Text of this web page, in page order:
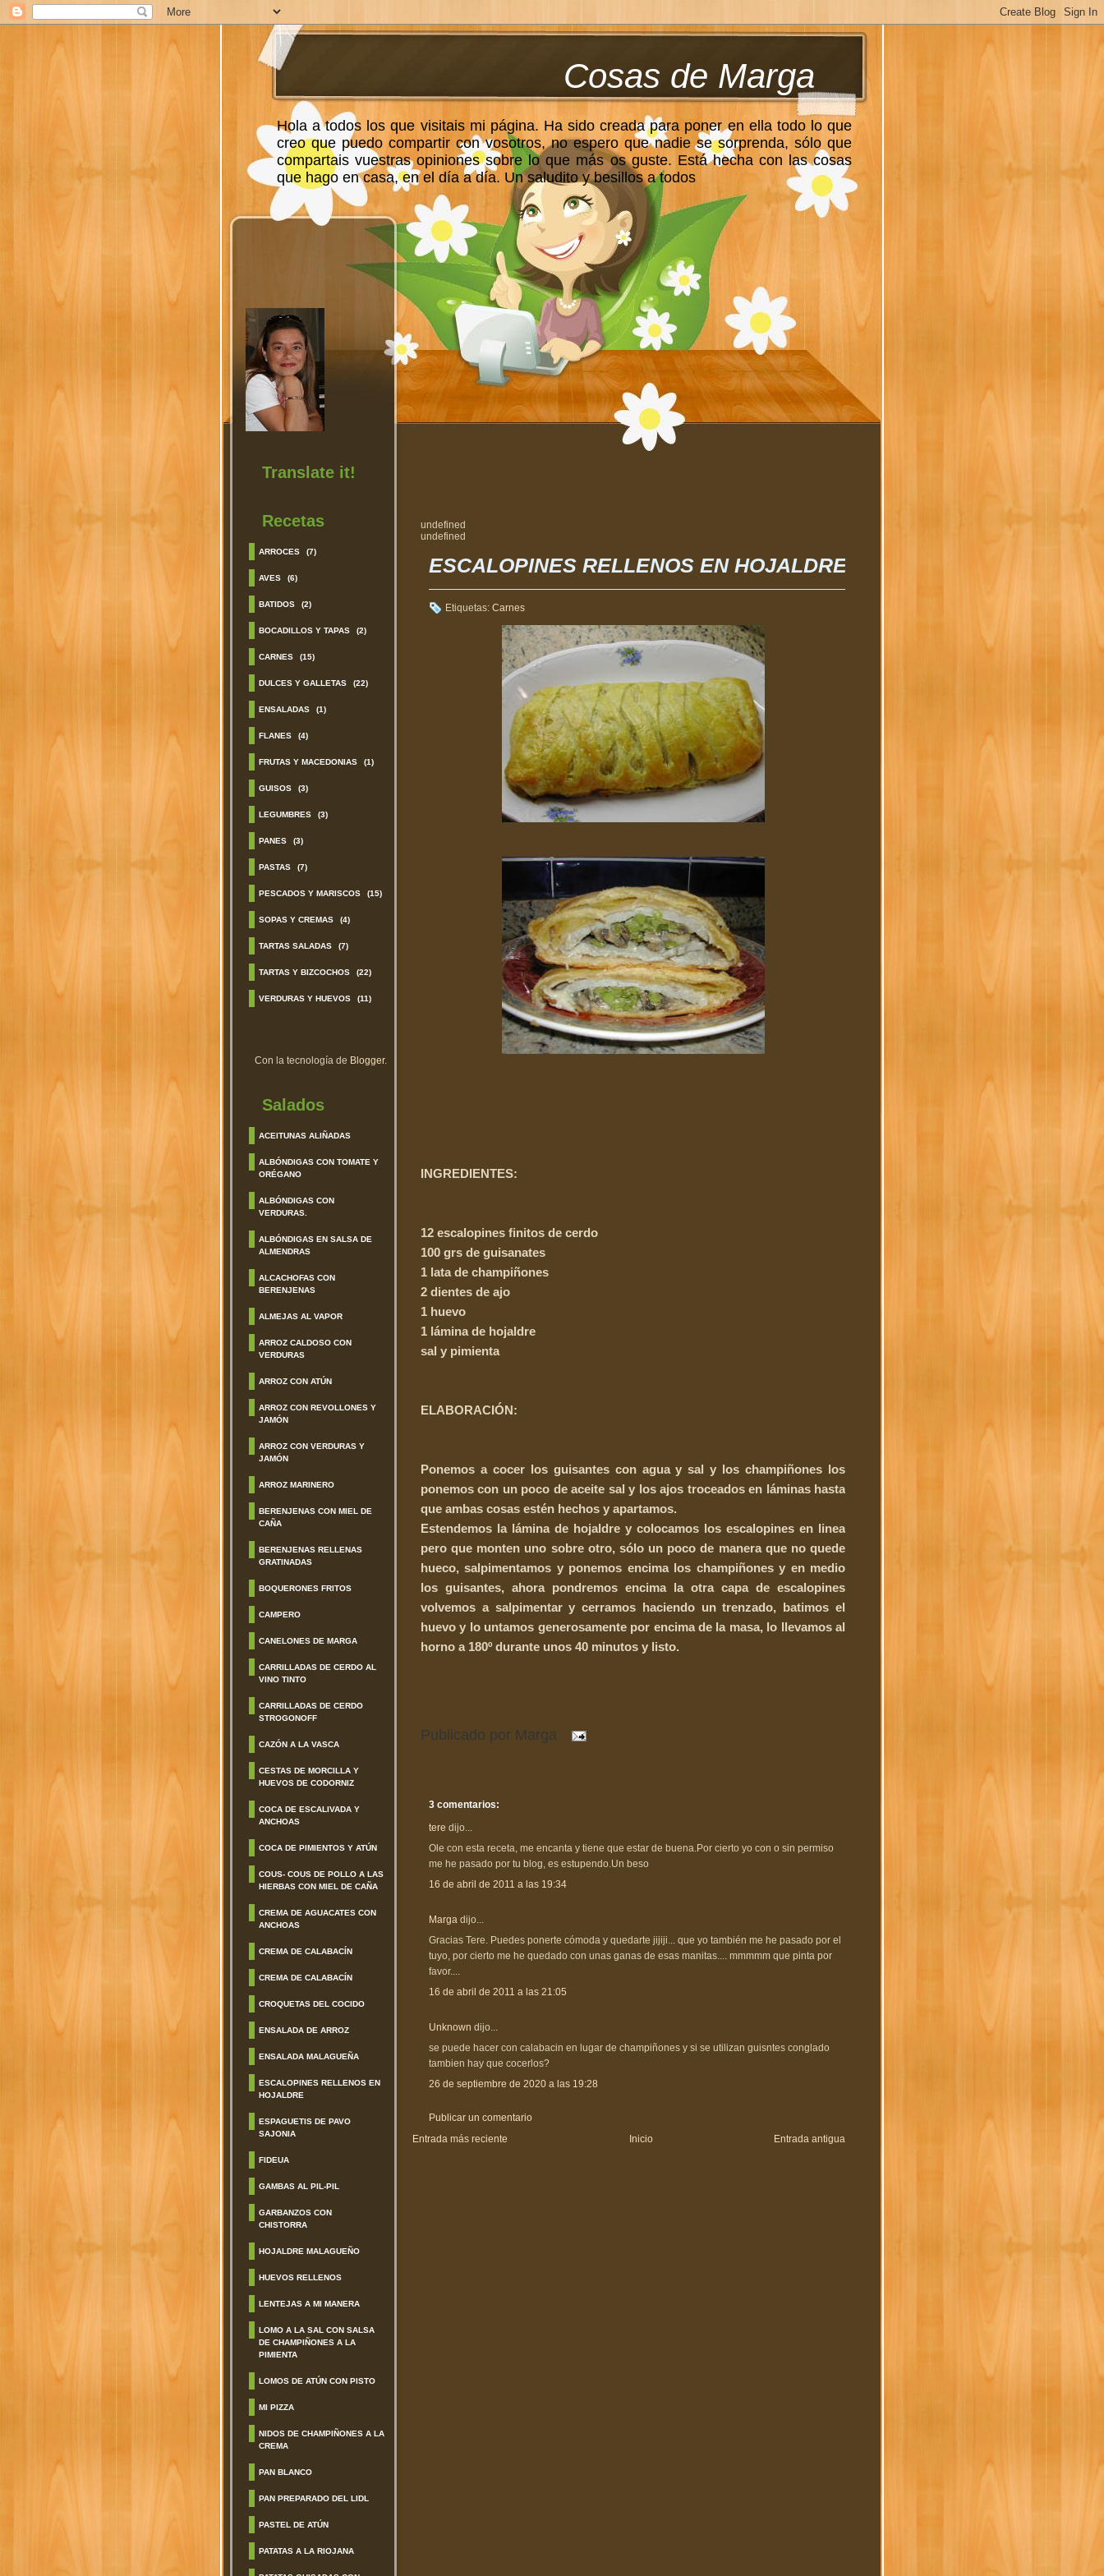
Cosas de Marga
Hola a todos los que visitais mi página. Ha sido creada para poner en ella todo lo que
creo que puedo compartir con vosotros, no espero que nadie se sorprenda, sólo que
compartais vuestras opiniones sobre lo que más os guste. Está hecha con las cosas
que hago en casa, en el día a día. Un saludito y besillos a todos
Translate it!
Recetas
ARROCES (7)
AVES (6)
BATIDOS (2)
BOCADILLOS Y TAPAS (2)
CARNES (15)
DULCES Y GALLETAS (22)
ENSALADAS (1)
FLANES (4)
FRUTAS Y MACEDONIAS (1)
GUISOS (3)
LEGUMBRES (3)
PANES (3)
PASTAS (7)
PESCADOS Y MARISCOS (15)
SOPAS Y CREMAS (4)
TARTAS SALADAS (7)
TARTAS Y BIZCOCHOS (22)
VERDURAS Y HUEVOS (11)
Con la tecnología de Blogger.
Salados
ACEITUNAS ALIÑADAS
ALBÓNDIGAS CON TOMATE Y
ORÉGANO
ALBÓNDIGAS CON
VERDURAS.
ALBÓNDIGAS EN SALSA DE
ALMENDRAS
ALCACHOFAS CON
BERENJENAS
ALMEJAS AL VAPOR
ARROZ CALDOSO CON
VERDURAS
ARROZ CON ATÚN
ARROZ CON REVOLLONES Y
JAMÓN
ARROZ CON VERDURAS Y
JAMÓN
ARROZ MARINERO
BERENJENAS CON MIEL DE
CAÑA
BERENJENAS RELLENAS
GRATINADAS
BOQUERONES FRITOS
CAMPERO
CANELONES DE MARGA
CARRILLADAS DE CERDO AL
VINO TINTO
CARRILLADAS DE CERDO
STROGONOFF
CAZÓN A LA VASCA
CESTAS DE MORCILLA Y
HUEVOS DE CODORNIZ
COCA DE ESCALIVADA Y
ANCHOAS
COCA DE PIMIENTOS Y ATÚN
COUS- COUS DE POLLO A LAS
HIERBAS CON MIEL DE CAÑA
CREMA DE AGUACATES CON
ANCHOAS
CREMA DE CALABACÍN
CREMA DE CALABACÍN
CROQUETAS DEL COCIDO
ENSALADA DE ARROZ
ENSALADA MALAGUEÑA
ESCALOPINES RELLENOS EN
HOJALDRE
ESPAGUETIS DE PAVO
SAJONIA
FIDEUA
GAMBAS AL PIL-PIL
GARBANZOS CON
CHISTORRA
HOJALDRE MALAGUEÑO
HUEVOS RELLENOS
LENTEJAS A MI MANERA
LOMO A LA SAL CON SALSA
DE CHAMPIÑONES A LA
PIMIENTA
LOMOS DE ATÚN CON PISTO
MI PIZZA
NIDOS DE CHAMPIÑONES A LA
CREMA
PAN BLANCO
PAN PREPARADO DEL LIDL
PASTEL DE ATÚN
PATATAS A LA RIOJANA
undefined
undefined
ESCALOPINES RELLENOS EN HOJALDRE
Etiquetas: Carnes
INGREDIENTES:
12 escalopines finitos de cerdo
100 grs de guisanates
1 lata de champiñones
2 dientes de ajo
1 huevo
1 lámina de hojaldre
sal y pimienta
ELABORACIÓN:
Ponemos a cocer los guisantes con agua y sal y los champiñones los
ponemos con un poco de aceite sal y los ajos troceados en láminas hasta
que ambas cosas estén hechos y apartamos.
Estendemos la lámina de hojaldre y colocamos los escalopines en linea
pero que monten uno sobre otro, sólo un poco de manera que no quede
hueco, salpimentamos y ponemos encima los champiñones y en medio
los guisantes, ahora pondremos encima la otra capa de escalopines
volvemos a salpimentar y cerramos haciendo un trenzado, batimos el
huevo y lo untamos generosamente por encima de la masa, lo llevamos al
horno a 180º durante unos 40 minutos y listo.
Publicado por Marga
3 comentarios:
tere dijo...
Ole con esta receta, me encanta y tiene que estar de buena.Por cierto yo con o sin permiso
me he pasado por tu blog, es estupendo.Un beso
16 de abril de 2011 a las 19:34
Marga dijo...
Gracias Tere. Puedes ponerte cómoda y quedarte jijiji... que yo también me he pasado por el
tuyo, por cierto me he quedado con unas ganas de esas manitas.... mmmmm que pinta por
favor....
16 de abril de 2011 a las 21:05
Unknown dijo...
se puede hacer con calabacin en lugar de champiñones y si se utilizan guisntes conglado
tambien hay que cocerlos?
26 de septiembre de 2020 a las 19:28
Publicar un comentario
Entrada más reciente
Entrada antigua
Inicio